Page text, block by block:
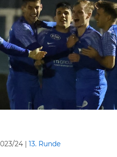
24 | 13. Runde